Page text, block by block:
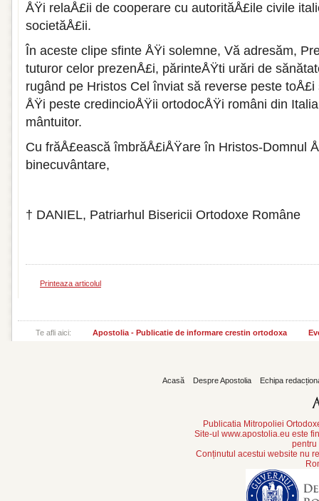
ÅŸi relaÅ£ii de cooperare cu autorităÅ£ile civile
societăÅ£ii.
În aceste clipe sfinte ÅŸi solemne, Vă adresăm,
tuturor celor prezenÅ£i, părinteÅŸti urări de
rugând pe Hristos Cel înviat să reverse peste
ÅŸi peste credincioÅŸii ortodocÅŸi români din
mântuitor.
Cu frăÅ£ească îmbrăÅ£iÅŸare în Hristos-Domnul
binecuvântare,
† DANIEL, Patriarhul Bisericii Ortodoxe Române
Printeaza articolul
Te afli aici: Apostolia - Publicatie de informare crestin ortodoxa
Acasă Despre Apostolia Echipa
Publicatia Mitropoliei
Site-ul www.apostolia.eu este
pentru
Conținutul acestui website nu